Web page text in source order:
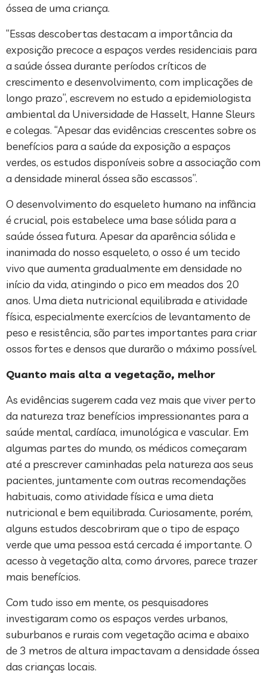
óssea de uma criança.
“Essas descobertas destacam a importância da
exposição precoce a espaços verdes residenciais para
a saúde óssea durante períodos críticos de
crescimento e desenvolvimento, com implicações de
longo prazo”, escrevem no estudo a epidemiologista
ambiental da Universidade de Hasselt, Hanne Sleurs
e colegas. “Apesar das evidências crescentes sobre os
benefícios para a saúde da exposição a espaços
verdes, os estudos disponíveis sobre a associação com
a densidade mineral óssea são escassos”.
O desenvolvimento do esqueleto humano na infância
é crucial, pois estabelece uma base sólida para a
saúde óssea futura. Apesar da aparência sólida e
inanimada do nosso esqueleto, o osso é um tecido
vivo que aumenta gradualmente em densidade no
início da vida, atingindo o pico em meados dos 20
anos. Uma dieta nutricional equilibrada e atividade
física, especialmente exercícios de levantamento de
peso e resistência, são partes importantes para criar
ossos fortes e densos que durarão o máximo possível.
Quanto mais alta a vegetação, melhor
As evidências sugerem cada vez mais que viver perto
da natureza traz benefícios impressionantes para a
saúde mental, cardíaca, imunológica e vascular. Em
algumas partes do mundo, os médicos começaram
até a prescrever caminhadas pela natureza aos seus
pacientes, juntamente com outras recomendações
habituais, como atividade física e uma dieta
nutricional e bem equilibrada. Curiosamente, porém,
alguns estudos descobriram que o tipo de espaço
verde que uma pessoa está cercada é importante. O
acesso à vegetação alta, como árvores, parece trazer
mais benefícios.
Com tudo isso em mente, os pesquisadores
investigaram como os espaços verdes urbanos,
suburbanos e rurais com vegetação acima e abaixo
de 3 metros de altura impactavam a densidade óssea
das crianças locais.